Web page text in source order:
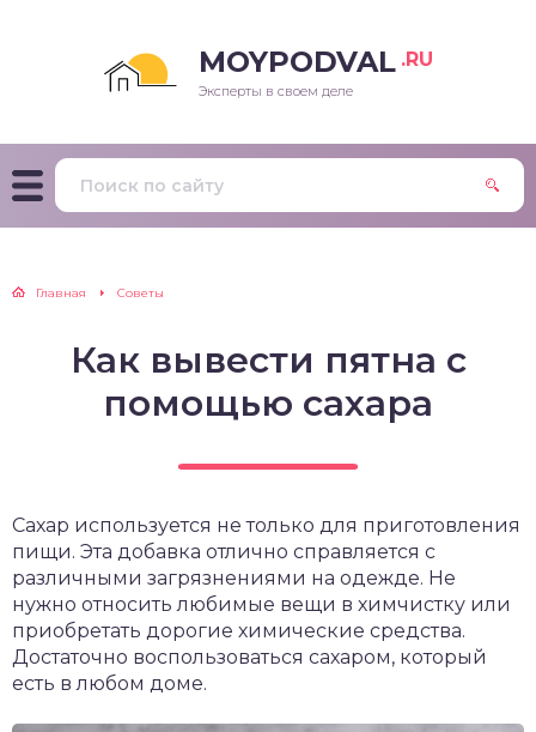
MOYPODVAL .RU
Эксперты в своем деле
Главная Советы
Как вывести пятна с
помощью сахара
Сахар используется не только для приготовления
пищи. Эта добавка отлично справляется с
различными загрязнениями на одежде. Не
нужно относить любимые вещи в химчистку или
приобретать дорогие химические средства.
Достаточно воспользоваться сахаром, который
есть в любом доме.